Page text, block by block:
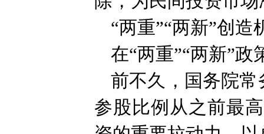
“两重”“两新”创造
在“两重”“两新”
前不久，国务院
参股比例从之前最